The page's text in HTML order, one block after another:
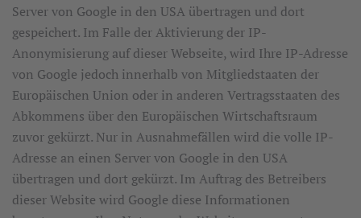
Server von Google in den USA übertragen und dort
gespeichert. Im Falle der Aktivierung der IP-
Anonymisierung auf dieser Webseite, wird Ihre IP-Adresse
von Google jedoch innerhalb von Mitgliedstaaten der
Europäischen Union oder in anderen Vertragsstaaten des
Abkommens über den Europäischen Wirtschaftsraum
zuvor gekürzt. Nur in Ausnahmefällen wird die volle IP-
Adresse an einen Server von Google in den USA
übertragen und dort gekürzt. Im Auftrag des Betreibers
dieser Website wird Google diese Informationen